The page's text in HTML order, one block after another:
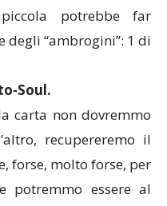
potrebbe far
degli “ambrogini”: 1 di
Soul.
carta non dovremmo
recupereremo il
forse, molto forse, per
potremmo essere al